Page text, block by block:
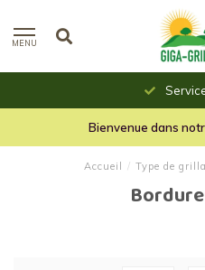
MENU
Bienvenue dans
Accueil / Type de